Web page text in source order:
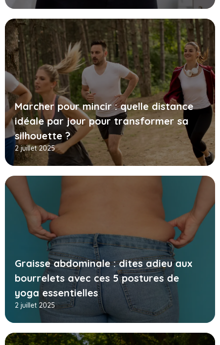
Marcher pour mincir : quelle distance
idéale par jour pour transformer sa
silhouette ?
2 juillet 2025
Graisse abdominale : dites adieu aux
bourrelets avec ces 5 postures de
yoga essentielles
2 juillet 2025